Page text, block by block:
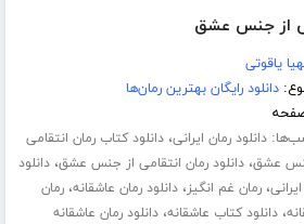
از جنس عشق
یاقوتی
دانلود رایگان بهترین رمان‌ها
دانلود رمان ایرانی،دانلود کتاب رمان انتقامی
عشق،دانلود رمان انتقامی از جنس عشق،دانلود
،رمان غم انگیز،دانلود رمان عاشقانه،رمان
،دانلود کتاب عاشقانه،دانلود رمان عاشقانه